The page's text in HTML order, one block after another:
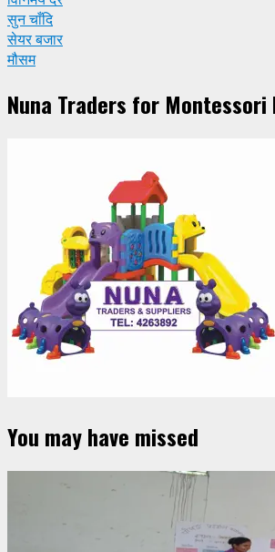
सुन चाँदि
सेयर बजार
मौसम
Nuna Traders for Montessori
You may have missed